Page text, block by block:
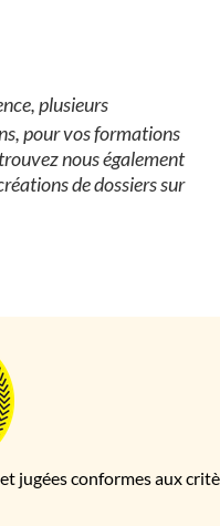
plusieurs
pour vos formations
nous également
de dossiers sur
jugées conformes aux